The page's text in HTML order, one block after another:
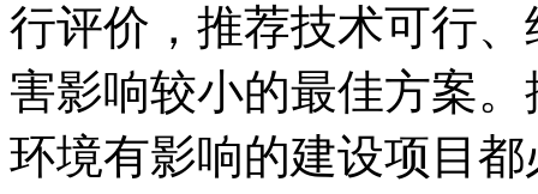
行评价，推荐技术可行
害影响较小的最佳方案
环境有影响的建设项目